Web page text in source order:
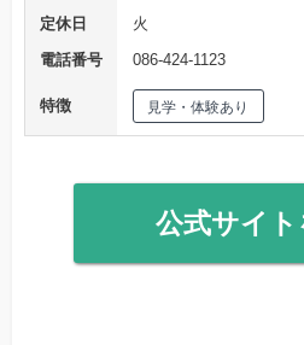
定休日
火
電話番号
086-424-1123
特徴 見学・体験あり
公式サイト